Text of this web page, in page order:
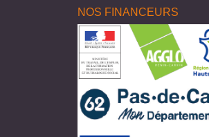
NOS FINANCEURS